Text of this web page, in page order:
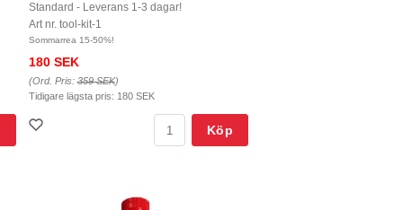
Standard - Leverans 1-3 dagar!
Art nr. tool-kit-1
Sommarrea 15-50%!
180 SEK
(Ord. Pris:359 SEK)
Tidigare lägsta pris: 180 SEK
Köp